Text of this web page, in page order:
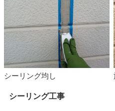
シーリング均し
シーリング工事